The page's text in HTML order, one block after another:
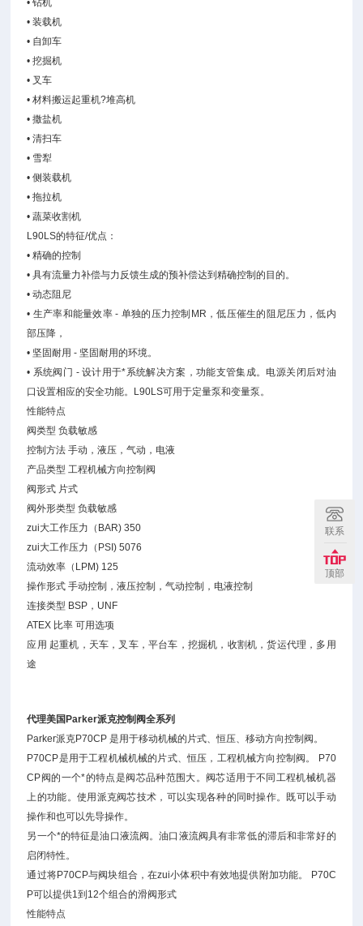
• 钻机
• 装载机
• 自卸车
• 挖掘机
• 叉车
• 材料搬运起重机?堆高机
• 撒盐机
• 清扫车
• 雪犁
• 侧装载机
• 拖拉机
• 蔬菜收割机
L90LS的特征/优点：
• 精确的控制
• 具有流量力补偿与力反馈生成的预补偿达到精确控制的目的。
• 动态阻尼
• 生产率和能量效率 - 单独的压力控制MR，低压催生的阻尼压力，低内
部压降，
• 坚固耐用 - 坚固耐用的环境。
• 系统阀门 - 设计用于*系统解决方案，功能支管集成。电源关闭后对油
口设置相应的安全功能。L90LS可用于定量泵和变量泵。
性能特点
阀类型 负载敏感
控制方法 手动，液压，气动，电液
产品类型 工程机械方向控制阀
阀形式 片式
阀外形类型 负载敏感
zui大工作压力（BAR) 350
zui大工作压力（PSI) 5076
流动效率（LPM) 125
操作形式 手动控制，液压控制，气动控制，电液控制
连接类型 BSP，UNF
ATEX 比率 可用选项
应用 起重机，天车，叉车，平台车，挖掘机，收割机，货运代理，多用
途
代理美国Parker派克控制阀全系列
Parker派克P70CP 是用于移动机械的片式、恒压、移动方向控制阀。
P70CP是用于工程机械机械的片式、恒压，工程机械方向控制阀。 P70
CP阀的一个*的特点是阀芯品种范围大。阀芯适用于不同工程机械机器
上的功能。使用派克阀芯技术，可以实现各种的同时操作。既可以手动
操作和也可以先导操作。
另一个*的特征是油口液流阀。油口液流阀具有非常低的滞后和非常好的
启闭特性。
通过将P70CP与阀块组合，在zui小体积中有效地提供附加功能。 P70C
P可以提供1到12个组合的滑阀形式
性能特点
联系
顶部